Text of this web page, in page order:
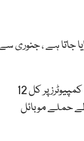
جاتا ہے ، جنوری
رپورٹ کے مطابق، بچوں میں مقبول موضوعات کا روپ دھارے موبائل ڈیوائسز اور ڈیسک ٹاپ کمپیوٹرز پر کل 12
حملے موبائل